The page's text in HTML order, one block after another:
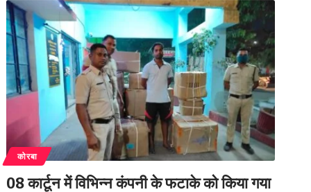
कोरबा
08 कार्टून में विभिन्न कंपनी के फटाके को किया गया